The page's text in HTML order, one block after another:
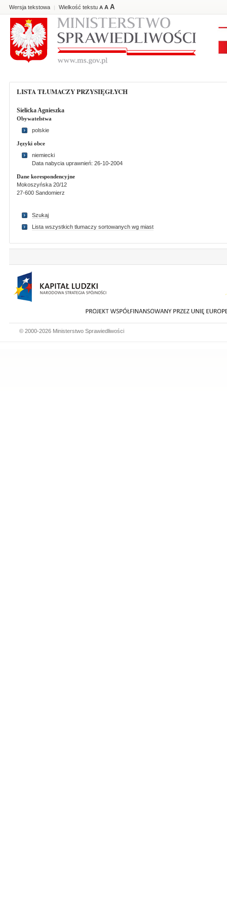
Wersja tekstowa | Wielkość tekstu A A A
LISTA TŁUMACZY PRZYSIĘGŁYCH
Sielicka Agnieszka
Obywatelstwa
polskie
Języki obce
niemiecki
Data nabycia uprawnień: 26-10-2004
Dane korespondencyjne
Mokoszyńska 20/12
27-600 Sandomierz
Szukaj
Lista wszystkich tlumaczy sortowanych wg miast
© 2000-2026 Ministerstwo Sprawiedliwości